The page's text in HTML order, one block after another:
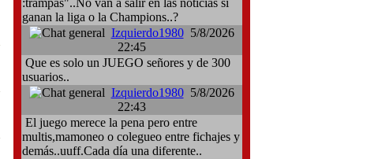
:trampas"..No van a salir en las noticias si
ganan la liga o la Champions..?
Izquierdo19805/8/2026
22:45
Que es solo un JUEGO señores y de 300
usuarios..
Izquierdo19805/8/2026
22:43
El juego merece la pena pero entre
multis,mamoneo o colegueo entre fichajes y
demás..uuff.Cada día una diferente..